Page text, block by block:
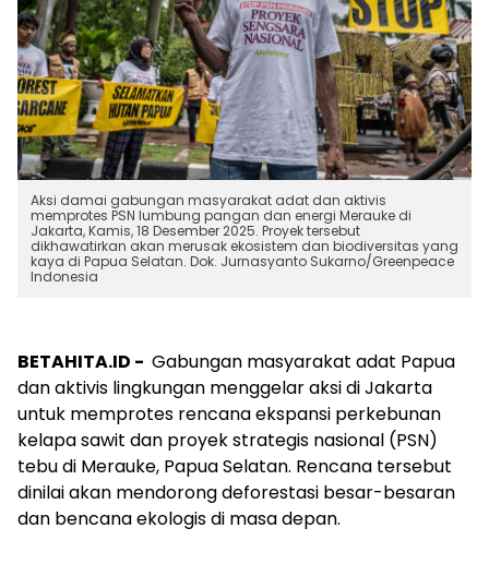
Aksi damai gabungan masyarakat adat dan aktivis
memprotes PSN lumbung pangan dan energi Merauke di
Jakarta, Kamis, 18 Desember 2025. Proyek tersebut
dikhawatirkan akan merusak ekosistem dan biodiversitas yang
kaya di Papua Selatan. Dok. Jurnasyanto Sukarno/Greenpeace
Indonesia
BETAHITA.ID - Gabungan masyarakat adat Papua
dan aktivis lingkungan menggelar aksi di Jakarta
untuk memprotes rencana ekspansi perkebunan
kelapa sawit dan proyek strategis nasional (PSN)
tebu di Merauke, Papua Selatan. Rencana tersebut
dinilai akan mendorong deforestasi besar-besaran
dan bencana ekologis di masa depan.